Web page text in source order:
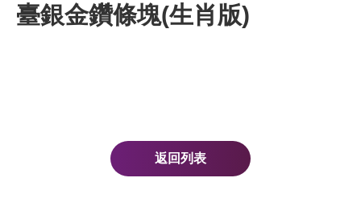
臺銀金鑽條塊(生肖版)
返回列表